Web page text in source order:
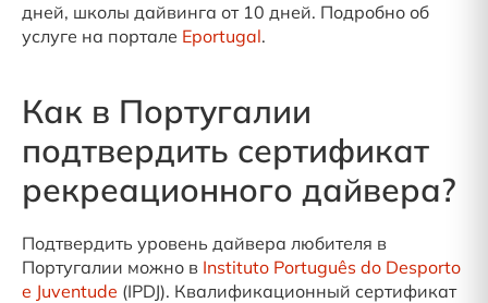
дней, школы дайвинга от 10 дней. Подробно об
услуге на портале Eportugal.
Как в Португалии
подтвердить сертификат
рекреационного дайвера?
Подтвердить уровень дайвера любителя в
Португалии можно в Instituto Português do Desporto
e Juventude (IPDJ). Квалификационный сертификат